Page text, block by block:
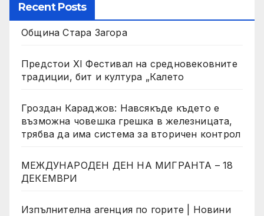
Recent Posts
Община Стара Загора
Предстои XI Фестивал на средновековните
традиции, бит и култура „Калето
Гроздан Караджов: Навсякъде където е
възможна човешка грешка в железницата,
трябва да има система за вторичен контрол
МЕЖДУНАРОДЕН ДЕН НА МИГРАНТА – 18
ДЕКЕМВРИ
Изпълнителна агенция по горите | Новини